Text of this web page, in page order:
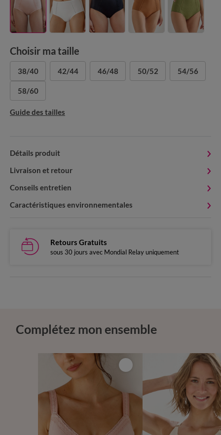
Choisir ma taille
38/40 42/44 46/48 50/52 54/56
58/60
Guide des tailles
Détails produit
Livraison et retour
Conseils entretien
Caractéristiques environnementales
Retours Gratuits
sous 30 jours avec Mondial Relay uniquement
Complétez mon ensemble